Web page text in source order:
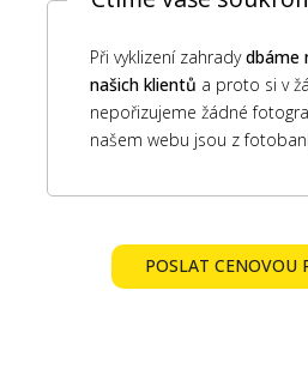
Při vyklizení zahradydbáme
našich klientů a proto si v
nepořizujeme žádné
našem webu jsou z
POSLAT CENOVOU